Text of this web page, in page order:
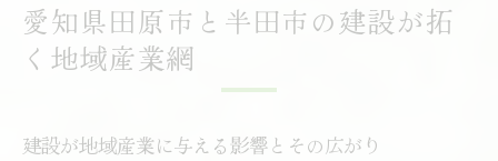
例
地域産業網の中核を担う建設業の役割と特
建設視点で読み解く田原市・半田市の産業構造
愛知県田原市と半田市の建設が拓
く地域産業網
建設が地域産業に与える影響とその広がり